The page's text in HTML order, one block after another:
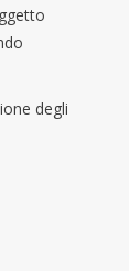
degli